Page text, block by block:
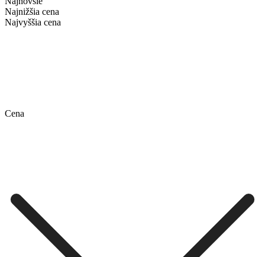
Najnižšia cena
Najvyššia cena
Cena